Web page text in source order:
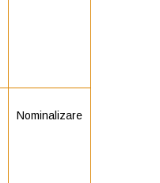
Nominalizare